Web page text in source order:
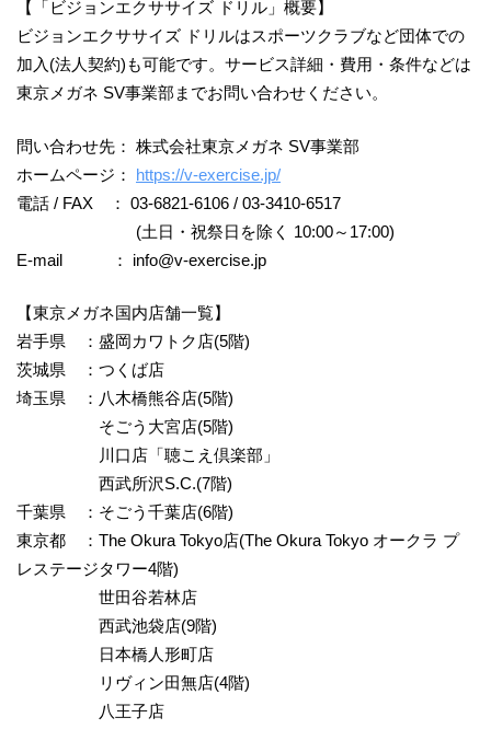
【「ビジョンエクササイズ ドリル」概要】
ビジョンエクササイズ ドリルはスポーツクラブなど団体での
加入(法人契約)も可能です。サービス詳細・費用・条件などは
東京メガネ SV事業部までお問い合わせください。
問い合わせ先： 株式会社東京メガネ SV事業部
ホームページ： https://v-exercise.jp/
電話 / FAX ： 03-6821-6106 / 03-3410-6517
(土日・祝祭日を除く 10:00～17:00)
E-mail ： info@v-exercise.jp
【東京メガネ国内店舗一覧】
岩手県 ：盛岡カワトク店(5階)
茨城県 ：つくば店
埼玉県 ：八木橋熊谷店(5階)
そごう大宮店(5階)
川口店「聴こえ倶楽部」
西武所沢S.C.(7階)
千葉県 ：そごう千葉店(6階)
東京都 ：The Okura Tokyo店(The Okura Tokyo オークラ プ
レステージタワー4階)
世田谷若林店
西武池袋店(9階)
日本橋人形町店
リヴィン田無店(4階)
八王子店